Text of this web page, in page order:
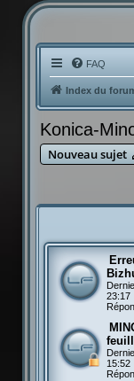
FAQ
Index du
Konica-
Nouveau sujet
23:17
15:52